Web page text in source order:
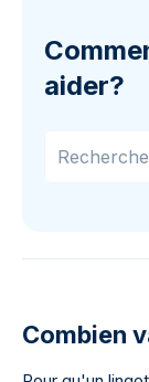
aider?
Combien